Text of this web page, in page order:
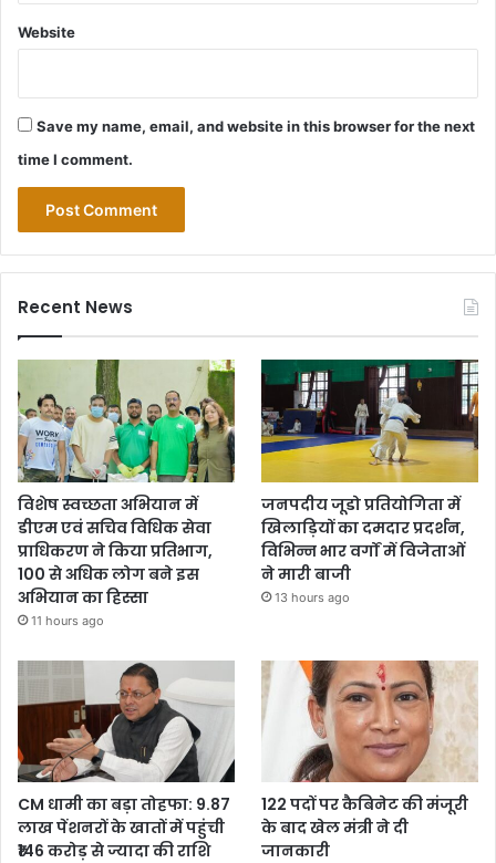
Website
Save my name, email, and website in this browser for the next
time I comment.
Recent News
विशेष स्वच्छता अभियान में
डीएम एवं सचिव विधिक सेवा
प्राधिकरण ने किया प्रतिभाग,
100 से अधिक लोग बने इस
अभियान का हिस्सा
11 hours ago
जनपदीय जूडो प्रतियोगिता में
खिलाड़ियों का दमदार प्रदर्शन,
विभिन्न भार वर्गों में विजेताओं
ने मारी बाजी
13 hours ago
CM धामी का बड़ा तोहफा: 9.87
लाख पेंशनरों के खातों में पहुंची
₹146 करोड़ से ज्यादा की राशि
122 पदों पर कैबिनेट की मंजूरी
के बाद खेल मंत्री ने दी
जानकारी